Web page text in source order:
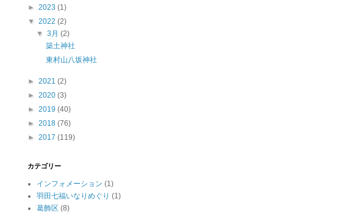
► 2023 (1)
▼ 2022 (2)
▼3月(2)
築土神社
東村山八坂神社
► 2021 (2)
► 2020 (3)
► 2019 (40)
► 2018 (76)
► 2017 (119)
カテゴリー
インフォメーション (1)
羽田七福いなりめぐり (1)
葛飾区 (8)